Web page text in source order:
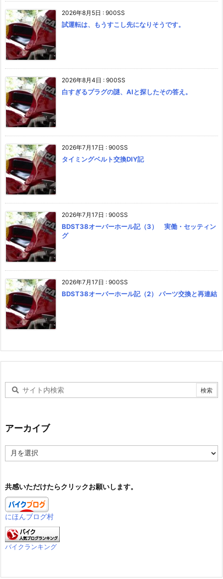
2026年8月5日 : 900SS
試運転は、もうすこし先になりそうです。
2026年8月4日 : 900SS
白すぎるプラグの謎、AIと探したその答え。
2026年7月17日 : 900SS
タイミングベルト交換DIY記
2026年7月17日 : 900SS
BDST38オーバーホール記（3） 実働・セッティン
グ
2026年7月17日 : 900SS
BDST38オーバーホール記（2） パーツ交換と再連結
アーカイブ
ー
ブ
共感いただけたらクリックお願いします。
にほんブログ村
バイクランキング